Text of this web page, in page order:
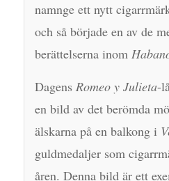
namnge ett nytt
och så började en av de
berättelserna inom
Dagens Romeo y Julieta-
en bild av det berömda
älskarna på en balkong i
guldmedaljer som
åren. Denna bild är ett